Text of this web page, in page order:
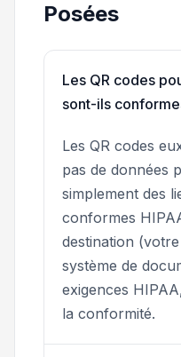
Posées
Les QR codes
sont-ils
Les QR codes
pas de données
simplement des
conformes
destination
système de
exigences
la conformité.